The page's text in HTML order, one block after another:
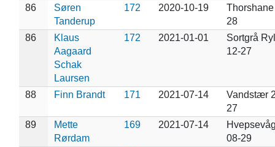
86
Søren
Tanderup
172 2020-10-19
28
86
Klaus
Aagaard
Schak
Laursen
172 2021-01-01
Sortgrå
12-27
88 Finn Brandt 171 2021-07-14
Vandstær
27
89
Mette
Rørdam
169 2021-07-14
08-29